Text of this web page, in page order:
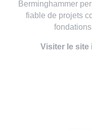
Berminghammer
fiable de projets
Visiter le site